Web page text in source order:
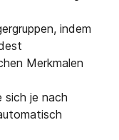
indem
Merkmalen
sich je nach